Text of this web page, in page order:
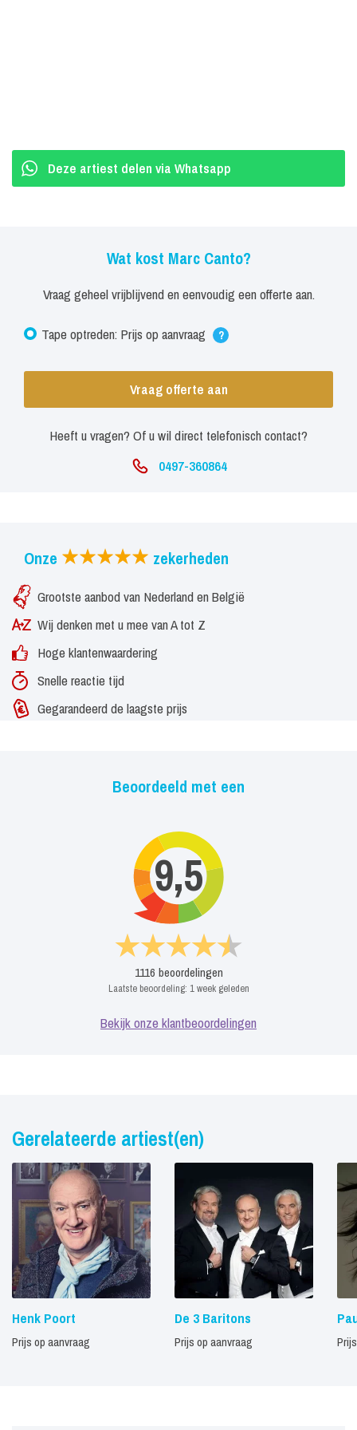
Deze artiest delen via Whatsapp
Wat kost Marc Canto?
Vraag geheel vrijblijvend en eenvoudig een offerte aan.
Tape optreden: Prijs op aanvraag ?
Vraag offerte aan
Heeft u vragen? Of u wil direct telefonisch contact?
0497-360864
Onze zekerheden
Grootste aanbod van Nederland en België
Wij denken met u mee van A tot Z
Hoge klantenwaardering
Snelle reactie tijd
Gegarandeerd de laagste prijs
Beoordeeld met een
9,5
1116 beoordelingen
Laatste beoordeling: 1 week geleden
Bekijk onze klantbeoordelingen
Gerelateerde artiest(en)
Henk Poort
Prijs op aanvraag
De 3 Baritons
Prijs op aanvraag